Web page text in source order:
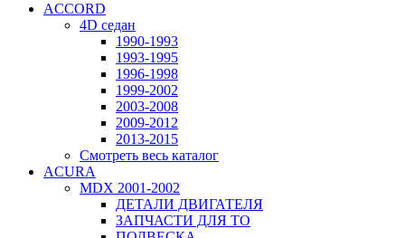
ACCORD
4D седан
1990-1993
1993-1995
1996-1998
1999-2002
2003-2008
2009-2012
2013-2015
Смотреть весь каталог
ACURA
MDX 2001-2002
ДЕТАЛИ ДВИГАТЕЛЯ
ЗАПЧАСТИ ДЛЯ ТО